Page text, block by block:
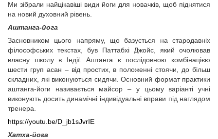
Ми зібрали найцікавіші види йоги для новачків, щоб піднятися
на новий духовний рівень.
Аштанга-йога
Засновником цього напряму, що базується на стародавніх
філософських текстах, був Паттабхі Джойс, який очолював
власну школу в Індії. Аштанга є послідовною комбінацією
шести груп асан – від простих, в положенні стоячи, до більш
складних, які виконуються сидячи. Основний формат практики
аштанга-йоги називається майсор – у цьому варіанті учні
виконують досить динамічні індивідуальні вправи під наглядом
тренера.
https://youtu.be/D_jb1sJvrIE
Хатха-йога